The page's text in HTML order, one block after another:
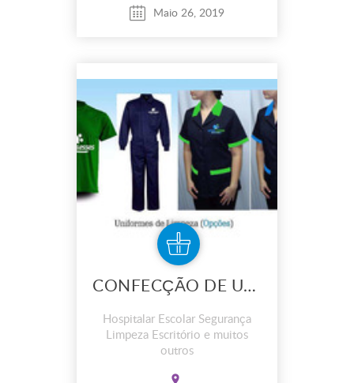
Maio 26, 2019
CONFECÇÃO DE UNIFORMES
Hospitalar Escolar Segurança
Limpeza Escritório e muitos
outros